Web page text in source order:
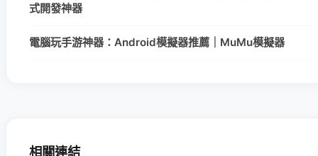
式開發神器
電腦玩手游神器：Android模擬器推薦｜MuMu模擬器
相關連結